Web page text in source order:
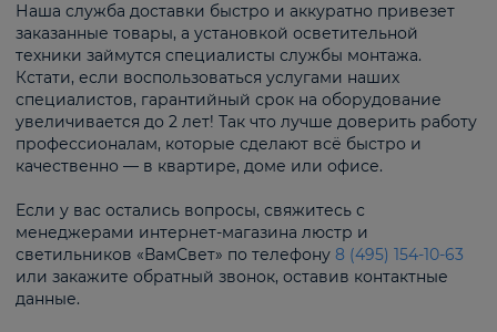
Наша служба доставки быстро и аккуратно привезет
заказанные товары, а установкой осветительной
техники займутся специалисты службы монтажа.
Кстати, если воспользоваться услугами наших
специалистов, гарантийный срок на оборудование
увеличивается до 2 лет! Так что лучше доверить работу
профессионалам, которые сделают всё быстро и
качественно — в квартире, доме или офисе.
Если у вас остались вопросы, свяжитесь с
менеджерами интернет-магазина люстр и
светильников «ВамСвет» по телефону 8 (495) 154-10-63
или закажите обратный звонок, оставив контактные
данные.